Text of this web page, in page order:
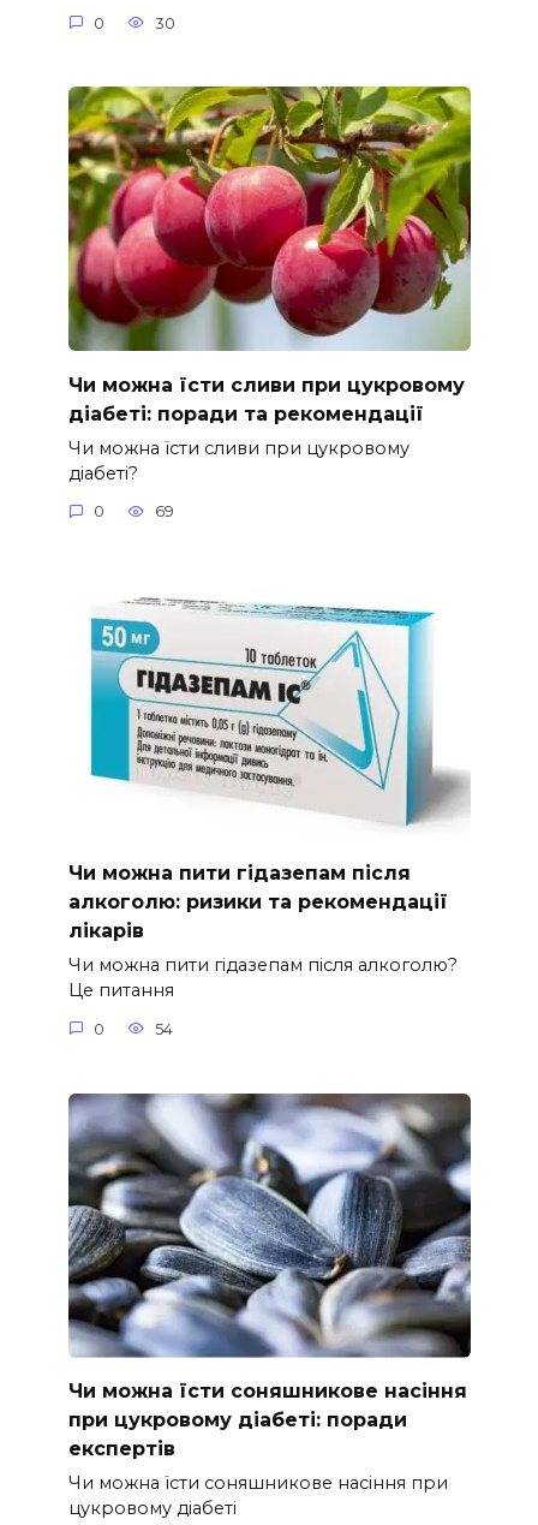
0 30
Чи можна їсти сливи при цукровому
діабеті: поради та рекомендації
Чи можна їсти сливи при цукровому
діабеті?
0 69
Чи можна пити гідазепам після
алкоголю: ризики та рекомендації
лікарів
Чи можна пити гідазепам після алкоголю?
Це питання
0 54
Чи можна їсти соняшникове насіння
при цукровому діабеті: поради
експертів
Чи можна їсти соняшникове насіння при
цукровому діабеті